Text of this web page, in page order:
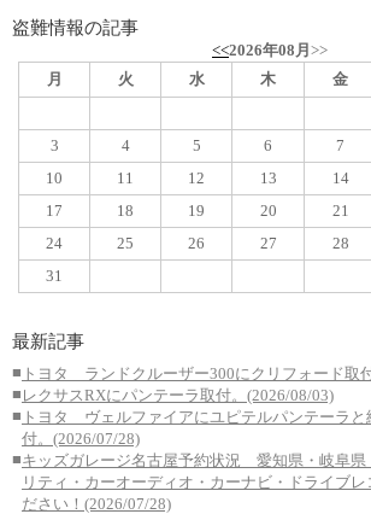
盗難情報の記事
<<2026年08月 >>
月
火 水 木 金
3
4 5 6 7
10
11 12 13 14
17
18 19 20 21
24
25 26 27 28
31
最新記事
■ トヨタ ランドクルーザー300にクリフォード取
■ レクサスRXにパンテーラ取付。(2026/08/03)
■ トヨタ ヴェルファイアにユピテルパンテーラと
付。(2026/07/28)
■キッズガレージ名古屋予約状況 愛知県・岐阜県
リティ・カーオーディオ・カーナビ・ドライブレ
ださい！(2026/07/28)